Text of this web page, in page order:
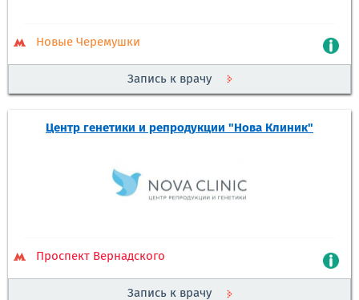
Новые Черемушки
Запись к врачу
Центр генетики и репродукции "Нова Клиник"
Проспект Вернадского
Запись к врачу